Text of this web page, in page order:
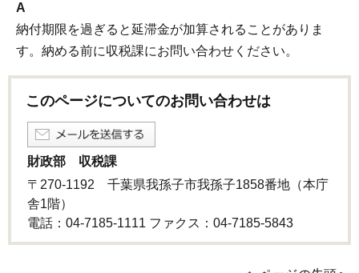
A
納付期限を過ぎると延滞金が加算されることがありま
す。納める前に収税課にお問い合わせください。
このページについてのお問い合わせは
財政部 収税課
〒270-1192 千葉県我孫子市我孫子1858番地（本庁
舎1階）
電話：04-7185-1111 ファクス：04-7185-5843